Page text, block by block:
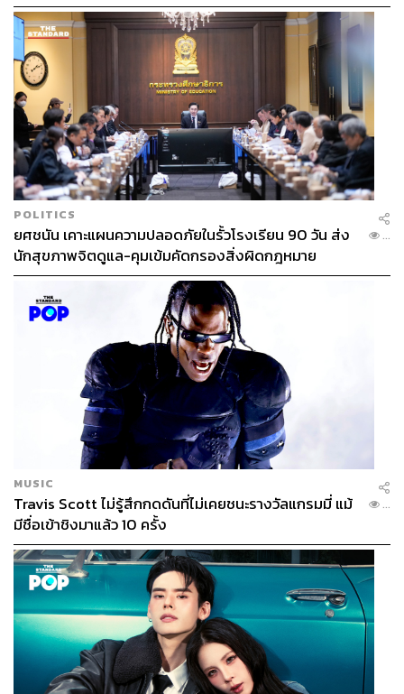
ลิ้มเล่าซา พรพิมลเจ้าเก่า จาก ‘4 HOURS LIFE with เชฟ
แพม พิชญา แห่งร้านอาหาร POTONG กับพิกัด 11 ร้าน
เด็ดในย่านเยาวราช’
ร้านก๋วยเตี๋ยวบนถนนทรงวาดที่เดินจากเยาวราชแค่ไม่กี่นาที
ถ้าใครมาเที่ยวย่านนี้บ่อยๆ ต้องเคยเห็นแน่นอน เพราะร้านตั้ง
อยู่ระหว่างซอกตึก แถมยังคนเยอะตลอดด้วย
“แพมรู้จักร้านลิ้มเล่าซาก็เพราะคุณแม่เหมือนกัน แต่ว่าคน
ส่วนใหญ่ยังไม่ค่อยรู้จัก แต่ขนาดคนไม่รู้จักเยอะยังหมดไว
มาก เมื่อก่อนร้านจะเปิดเฉพาะตอนกลางคืนเท่านั้น ประมาณ
2-3 ทุ่มก็หมดแล้ว ร้านจะตั้งอยู่ในซอกตึก ระหว่างซอกจะ
มีหน้าต่างเก่าๆ เขาจะตั้งโต๊ะตรงนั้นเลย เมนูอร่อยของเขาคือ
บะหมี่แห้ง จะใส่จิ๊กโฉ่ว ไม่ใช่ซีอิ๊วดำ รสชาติจะมีความเปรี้ยว
ปรุงกำลังพอดี และทีเด็ดอีกอย่างหนึ่งคือ เกี๊ยวปลาปั้นด้วยมือ”
POLITICS
ยศชนัน เคาะแผนความปลอดภัยในรั้วโรงเรียน 90 วัน ส่ง
นักสุขภาพจิตดูแล-คุมเข้มคัดกรองสิ่งผิดกฎหมาย
...
MUSIC
Travis Scott ไม่รู้สึกกดดันที่ไม่เคยชนะรางวัลแกรมมี่ แม้
มีชื่อเข้าชิงมาแล้ว 10 ครั้ง
...